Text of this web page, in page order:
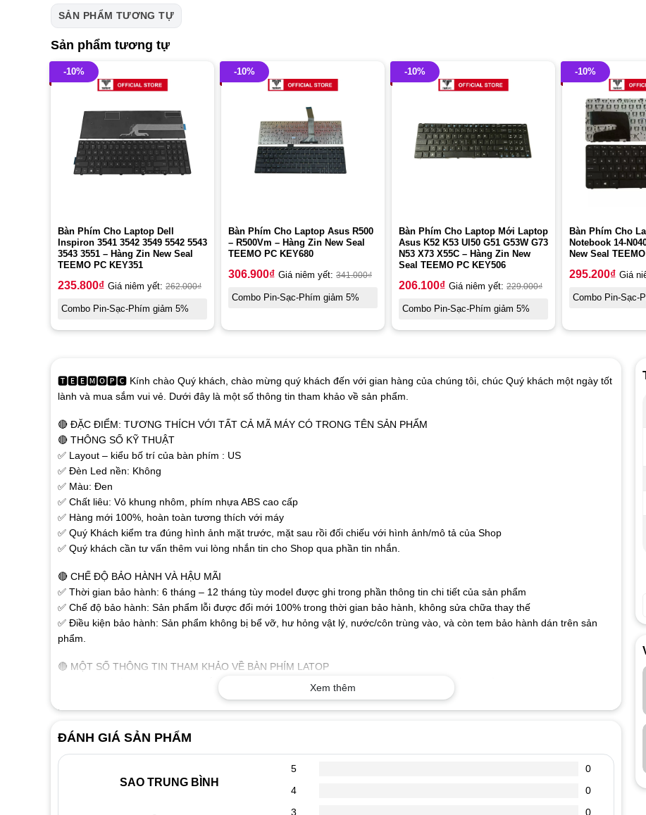
SẢN PHẨM TƯƠNG TỰ
Sản phẩm tương tự
-10%
Bàn Phím Cho Laptop Dell
Inspiron 3541 3542 3549 5542 5543
3543 3551 – Hàng Zin New Seal
TEEMO PC KEY351
235.800₫ Giá niêm yết: 262.000₫
Combo Pin-Sạc-Phím giảm 5%
-10%
Bàn Phím Cho Laptop Asus R500
– R500Vm – Hàng Zin New Seal
TEEMO PC KEY680
306.900₫ Giá niêm yết: 341.000₫
Combo Pin-Sạc-Phím giảm 5%
-10%
Bàn Phím Cho Laptop Mới Laptop
Asus K52 K53 Ul50 G51 G53W G73
N53 X73 X55C – Hàng Zin New
Seal TEEMO PC KEY506
206.100₫ Giá niêm yết: 229.000₫
Combo Pin-Sạc-Phím giảm 5%
-10%
Bàn Phím Cho
Notebook 14-
New Seal
295.200₫ Giá
Combo Pin-Sạc-
🆃🅴🅴🅼🅾🅿🅲 Kính chào Quý khách, chào mừng quý khách đến với gian hàng của chúng tôi, chúc Quý khách một ngày tốt
lành và mua sắm vui vẻ. Dưới đây là một số thông tin tham khảo về sản phẩm.
🔴 ĐẶC ĐIỂM: TƯƠNG THÍCH VỚI TẤT CẢ MÃ MÁY CÓ TRONG TÊN SẢN PHẨM
🔴 THÔNG SỐ KỸ THUẬT
✅ Layout – kiểu bố trí của bàn phím : US
✅ Đèn Led nền: Không
✅ Màu: Đen
✅ Chất liêu: Vỏ khung nhôm, phím nhựa ABS cao cấp
✅ Hàng mới 100%, hoàn toàn tương thích với máy
✅ Quý Khách kiểm tra đúng hình ảnh mặt trước, mặt sau rồi đối chiếu với hình ảnh/mô tả của Shop
✅ Quý khách cần tư vấn thêm vui lòng nhắn tin cho Shop qua phần tin nhắn.
🔴 CHẾ ĐỘ BẢO HÀNH VÀ HẬU MÃI
✅ Thời gian bảo hành: 6 tháng – 12 tháng tùy model được ghi trong phần thông tin chi tiết của sản phẩm
✅ Chế độ bảo hành: Sản phẩm lỗi được đổi mới 100% trong thời gian bảo hành, không sửa chữa thay thế
✅ Điều kiện bảo hành: Sản phẩm không bị bể vỡ, hư hỏng vật lý, nước/côn trùng vào, và còn tem bảo hành dán trên sản
phẩm.
🔴 MỘT SỐ THÔNG TIN THAM KHẢO VỀ BÀN PHÍM LATOP
✅ Các chữ, số trên phím được khắc nổi bằng công nghệ cao nên không lo bị nhòe hay mất nét, bền bỉ với thời gian.
✅ Sử dụng đầu cáp thông dụng dành cho laptop, người dùng có thể kết nối bàn phím với máy tính và sử dụng ngay mà
không cần phải cài đặt. Sản phẩm tương thích tốt với tất cả hệ điều hành hiện nay.
✅ Thiết kế như bàn phím gốc, tháo ra là thay được ngay. Phím có độ nhạy và độ nảy tốt giúp gõ nhanh và chính xác
🔴 DẤU HIỆU NHẬN BIẾT KHI BÀN PHÍM LAPTOP BỊ HỎNG
✅ Khi đánh máy màn hình xuất hiện các ký tự lạ như: hhhhhhhhh, mmmmmm……… xuất hiện liền mạch.
✅ Liệt phím biểu hiện có phím đánh được có phím không đánh được. Có lúc đánh thì hiện ra chữ có lúc đánh không hiện ra
Xem thêm
ĐÁNH GIÁ SẢN PHẨM
SAO TRUNG BÌNH
5
0
4
0
3
0